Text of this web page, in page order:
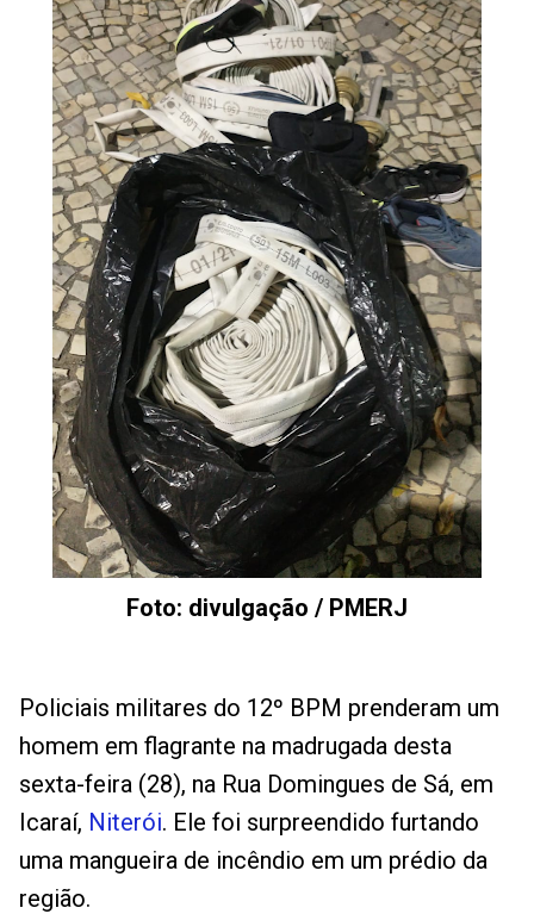
Foto: divulgação / PMERJ
Policiais militares do 12º BPM prenderam um
homem em flagrante na madrugada desta
sexta-feira (28), na Rua Domingues de Sá, em
Icaraí, Niterói. Ele foi surpreendido furtando
uma mangueira de incêndio em um prédio da
região.